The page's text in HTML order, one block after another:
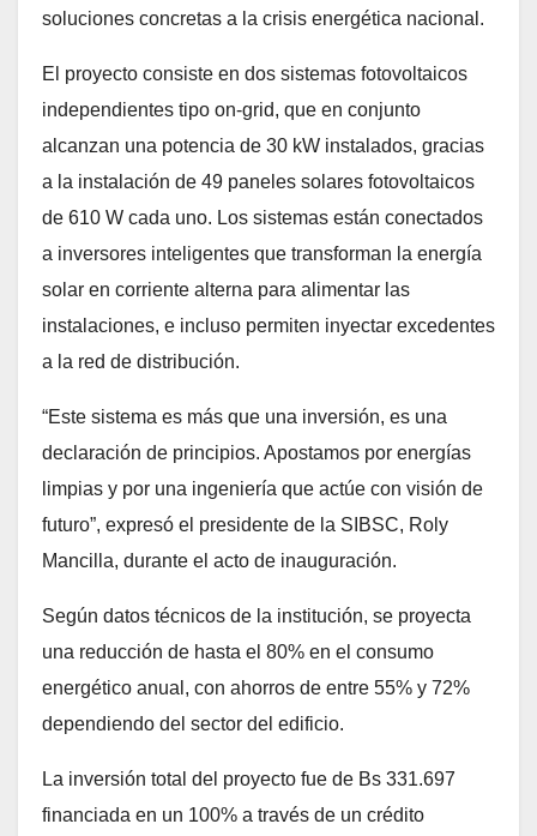
soluciones concretas a la crisis energética nacional.
El proyecto consiste en dos sistemas fotovoltaicos
independientes tipo on-grid, que en conjunto
alcanzan una potencia de 30 kW instalados, gracias
a la instalación de 49 paneles solares fotovoltaicos
de 610 W cada uno. Los sistemas están conectados
a inversores inteligentes que transforman la energía
solar en corriente alterna para alimentar las
instalaciones, e incluso permiten inyectar excedentes
a la red de distribución.
“Este sistema es más que una inversión, es una
declaración de principios. Apostamos por energías
limpias y por una ingeniería que actúe con visión de
futuro”, expresó el presidente de la SIBSC, Roly
Mancilla, durante el acto de inauguración.
Según datos técnicos de la institución, se proyecta
una reducción de hasta el 80% en el consumo
energético anual, con ahorros de entre 55% y 72%
dependiendo del sector del edificio.
La inversión total del proyecto fue de Bs 331.697
financiada en un 100% a través de un crédito